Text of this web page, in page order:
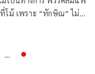
โม้ เพราะ “ทักษิณ” ไม่
...